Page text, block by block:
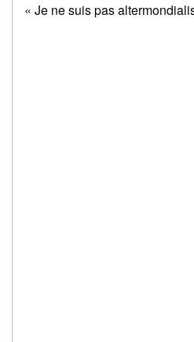
« Je ne suis pas